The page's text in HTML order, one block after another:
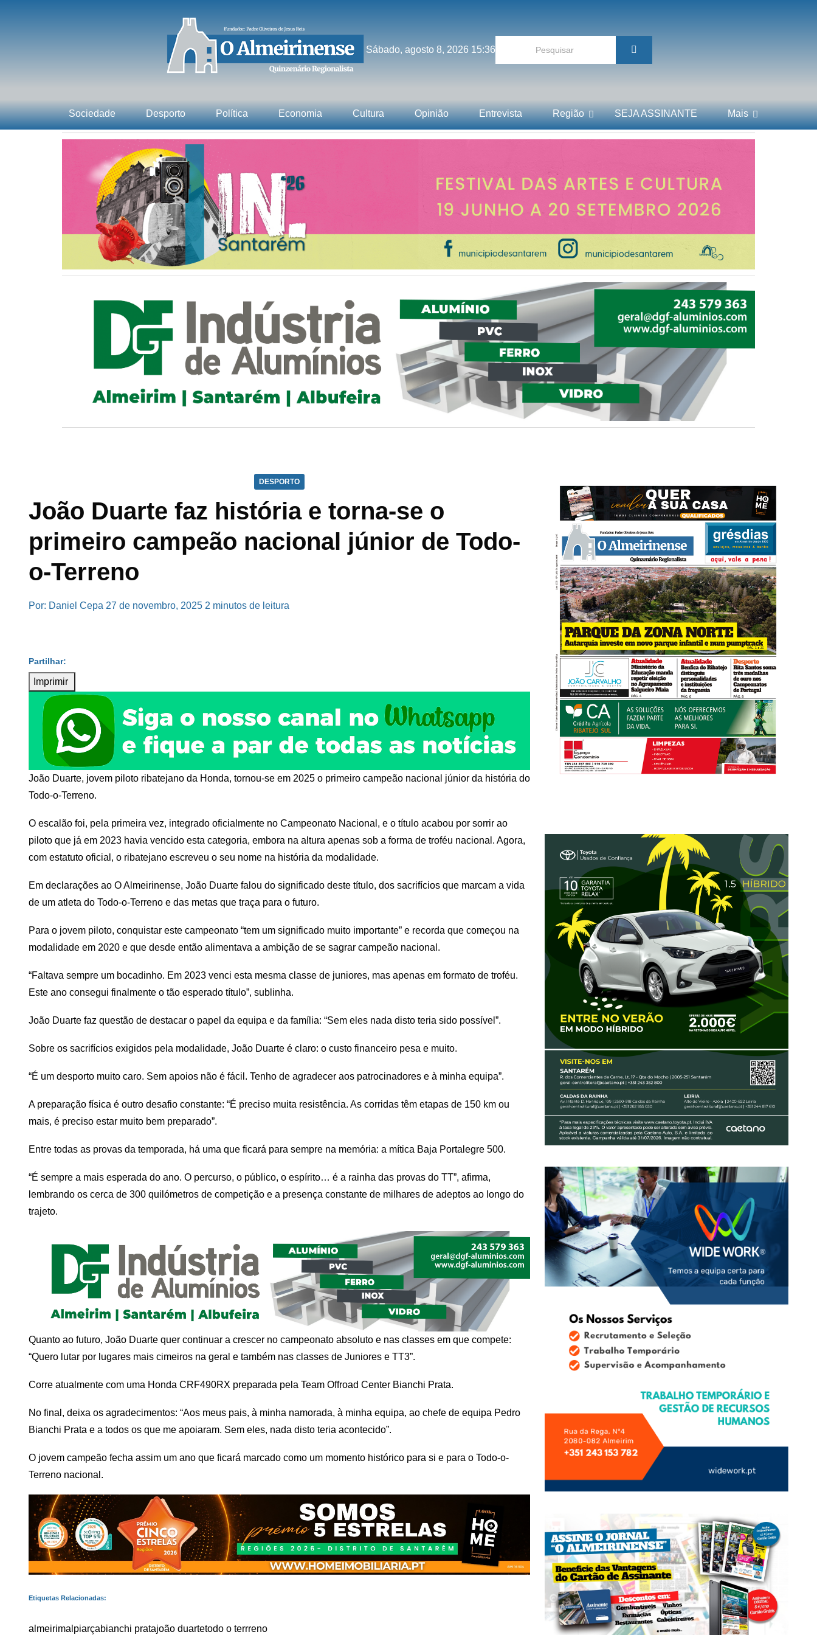
Sábado, agosto 8, 2026 15:36
Sociedade Desporto Política Economia Cultura Opinião Entrevista Região SEJA ASSINANTE Mais
DESPORTO
João Duarte faz história e torna-se o
primeiro campeão nacional júnior de Todo-
o-Terreno
Por: Daniel Cepa 27 de novembro, 2025 2 minutos de leitura
Imprimir
João Duarte, jovem piloto ribatejano da Honda, tornou-se em 2025 o primeiro campeão nacional júnior da história do
Todo-o-Terreno.
O escalão foi, pela primeira vez, integrado oficialmente no Campeonato Nacional, e o título acabou por sorrir ao
piloto que já em 2023 havia vencido esta categoria, embora na altura apenas sob a forma de troféu nacional. Agora,
com estatuto oficial, o ribatejano escreveu o seu nome na história da modalidade.
Em declarações ao O Almeirinense, João Duarte falou do significado deste título, dos sacrifícios que marcam a vida
de um atleta do Todo-o-Terreno e das metas que traça para o futuro.
Para o jovem piloto, conquistar este campeonato “tem um significado muito importante” e recorda que começou na
modalidade em 2020 e que desde então alimentava a ambição de se sagrar campeão nacional.
“Faltava sempre um bocadinho. Em 2023 venci esta mesma classe de juniores, mas apenas em formato de troféu.
Este ano consegui finalmente o tão esperado título”, sublinha.
João Duarte faz questão de destacar o papel da equipa e da família: “Sem eles nada disto teria sido possível”.
Sobre os sacrifícios exigidos pela modalidade, João Duarte é claro: o custo financeiro pesa e muito.
“É um desporto muito caro. Sem apoios não é fácil. Tenho de agradecer aos patrocinadores e à minha equipa”.
A preparação física é outro desafio constante: “É preciso muita resistência. As corridas têm etapas de 150 km ou
mais, é preciso estar muito bem preparado”.
Entre todas as provas da temporada, há uma que ficará para sempre na memória: a mítica Baja Portalegre 500.
“É sempre a mais esperada do ano. O percurso, o público, o espírito… é a rainha das provas do TT”, afirma,
lembrando os cerca de 300 quilómetros de competição e a presença constante de milhares de adeptos ao longo do
trajeto.
Quanto ao futuro, João Duarte quer continuar a crescer no campeonato absoluto e nas classes em que compete:
“Quero lutar por lugares mais cimeiros na geral e também nas classes de Juniores e TT3”.
Corre atualmente com uma Honda CRF490RX preparada pela Team Offroad Center Bianchi Prata.
No final, deixa os agradecimentos: “Aos meus pais, à minha namorada, à minha equipa, ao chefe de equipa Pedro
Bianchi Prata e a todos os que me apoiaram. Sem eles, nada disto teria acontecido”.
O jovem campeão fecha assim um ano que ficará marcado como um momento histórico para si e para o Todo-o-
Terreno nacional.
Etiquetas Relacionadas:
almeirimalpiarçabianchi pratajoão duartetodo o terrreno